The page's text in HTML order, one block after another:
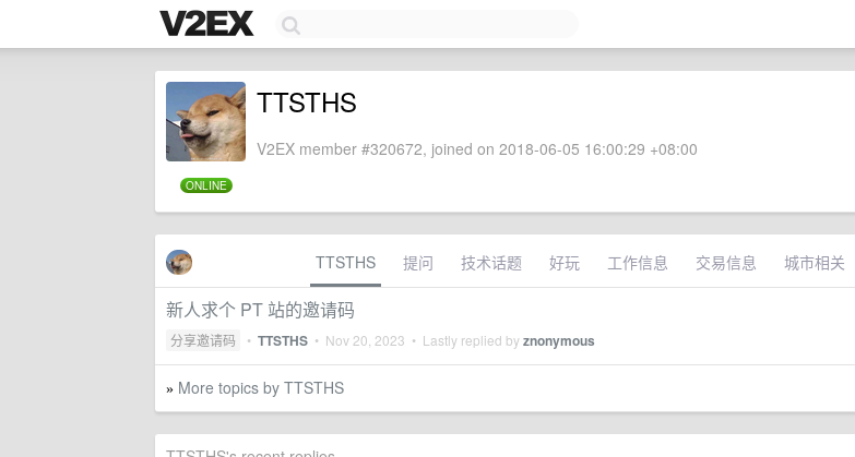
ONLINE
TTSTHS
V2EX member #320672, joined on 2018-06-05 16:00:29 +08:00
TTSTHS 提问 技术话题 好玩 工作信息 交易信息 城市相关
新人求个 PT 站的邀请码
分享邀请码 • TTSTHS • Nov 20, 2023 • Lastly replied byznonymous
» More topics by TTSTHS